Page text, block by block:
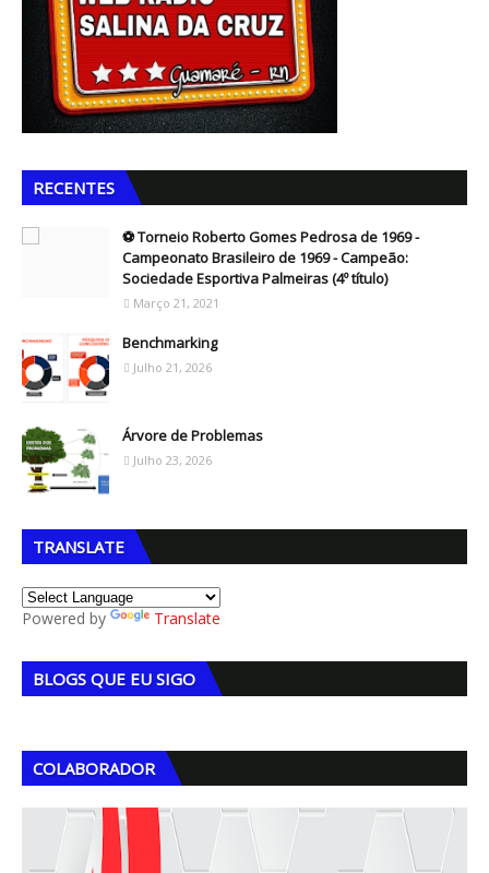
RECENTES
⚽ Torneio Roberto Gomes Pedrosa de 1969 -
Campeonato Brasileiro de 1969 - Campeão:
Sociedade Esportiva Palmeiras (4º título)
Março 21, 2021
Benchmarking
Julho 21, 2026
Árvore de Problemas
Julho 23, 2026
TRANSLATE
Powered by Translate
BLOGS QUE EU SIGO
COLABORADOR